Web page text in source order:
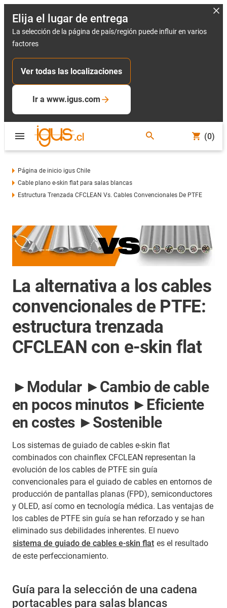
Elija el lugar de entrega
La selección de la página de país/región puede influir en varios
factores
Ver todas las localizaciones
Ir a www.igus.com
(0)
Página de inicio igus Chile
Cable plano e-skin flat para salas blancas
Estructura Trenzada CFCLEAN Vs. Cables Convencionales De PTFE
La alternativa a los cables
convencionales de PTFE:
estructura trenzada
CFCLEAN con e-skin flat
►Modular ►Cambio de cable
en pocos minutos ►Eficiente
en costes ►Sostenible
Los sistemas de guiado de cables e-skin flat
combinados con chainflex CFCLEAN representan la
evolución de los cables de PTFE sin guía
convencionales para el guiado de cables en entornos de
producción de pantallas planas (FPD), semiconductores
y OLED, así como en tecnología médica. Las ventajas de
los cables de PTFE sin guía se han reforzado y se han
eliminado sus debilidades inherentes. El nuevo
sistema de guiado de cables e-skin flat es el resultado
de este perfeccionamiento.
Guía para la selección de una cadena
portacables para salas blancas